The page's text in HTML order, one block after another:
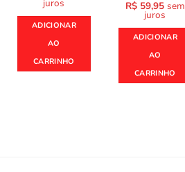
juros
ADICIONAR
AO
CARRINHO
R$59,95 sem
juros
ADICIONAR
AO
CARRINHO